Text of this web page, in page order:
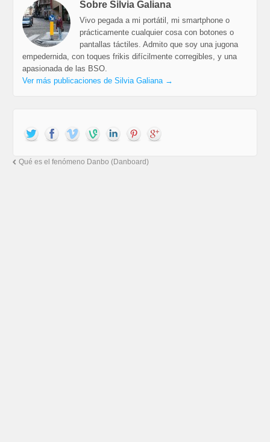
Sobre Silvia Galiana
Vivo pegada a mi portátil, mi smartphone o
prácticamente cualquier cosa con botones o
pantallas táctiles. Admito que soy una jugona
empedernida, con toques frikis difícilmente corregibles, y una
apasionada de las BSO.
Ver más publicaciones de Silvia Galiana →
Qué es el fenómeno Danbo (Danboard)